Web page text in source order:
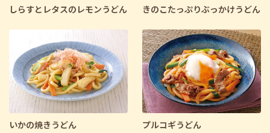
しらすとレタスのレモンうどん きのこたっぷりぶっかけうどん
いかの焼きうどん プルコギうどん